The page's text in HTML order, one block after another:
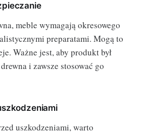
meble wymagają okresowego
preparatami. Mogą to
Ważne jest, aby produkt był
i zawsze stosować go
uszkodzeniami, warto